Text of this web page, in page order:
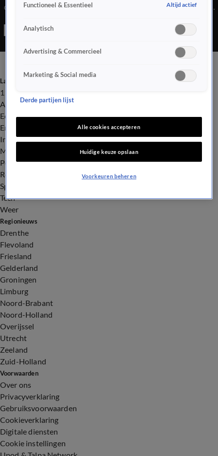
doen” toen hij iemand met een honkbalknuppel zag staan. Al
overval was gepleegd. Zelf heeft hij het niet gehoord dat er
Laatste nieuws
112
Advies & Tips
Economie
Entertainment
Infrastructuur
Milieu en Gezondheid
Politiek
Royalty
Sport
Tech
Weer
Regionieuws
Drenthe
Flevoland
Friesland
Gelderland
Groningen
Limburg
Noord-Brabant
Noord-Holland
Overijssel
Utrecht
Zeeland
Zuid-Holland
Voorwaarden
Over ons
Privacyverklaring
Gebruiksvoorwaarden
Cookieverklaring
Digitale diensten
Cookie instellingen
Functioneel & Essentieel Altijd actief
Analytisch
Advertising & Commercieel
Marketing & Social media
Derde partijen lijst
Alle cookies accepteren
Huidige keuze opslaan
Voorkeuren beheren